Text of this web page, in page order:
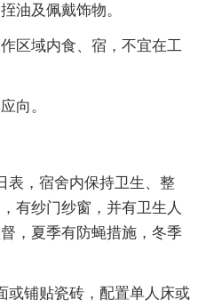
油及佩戴饰物。
域内食、宿，不宜在工
向。
，宿舍内保持卫生、整
有纱门纱窗，并有卫生人
，夏季有防蝇措施，冬季
铺贴瓷砖，配置单人床或